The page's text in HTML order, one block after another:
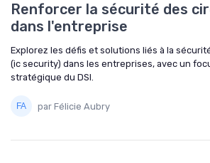
Renforcer la sécurité des
dans l'entreprise
Explorez les défis et solutions liés à la
(ic security) dans les entreprises, avec un
stratégique du DSI.
par Félicie Aubry